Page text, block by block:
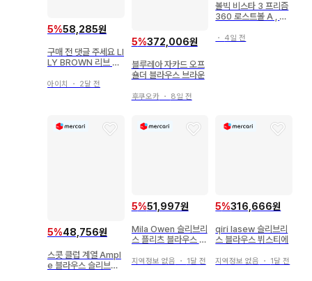
5%58,285원
구매 전 댓글 주세요 LI
LY BROWN 리브 니
아이치 ・ 2달 전
5%372,006원
블루레아 자카드 오프
숄더 블라우스 브라운
후쿠오카・ 8일 전
볼빅 비스타 3 프리즘
360 로스트볼 A , A+
・ 4일 전
5%48,756원
스콧 클럽 계열 Ampl
e 블라우스 슬리브리
5%51,997원
Mila Owen 슬리브리
스 플리츠 블라우스 브
지역정보 없음 ・ 1달 전
5%316,666원
qiri lasew 슬리브리
스 블라우스 뷔스티에
지역정보 없음 ・ 1달 전